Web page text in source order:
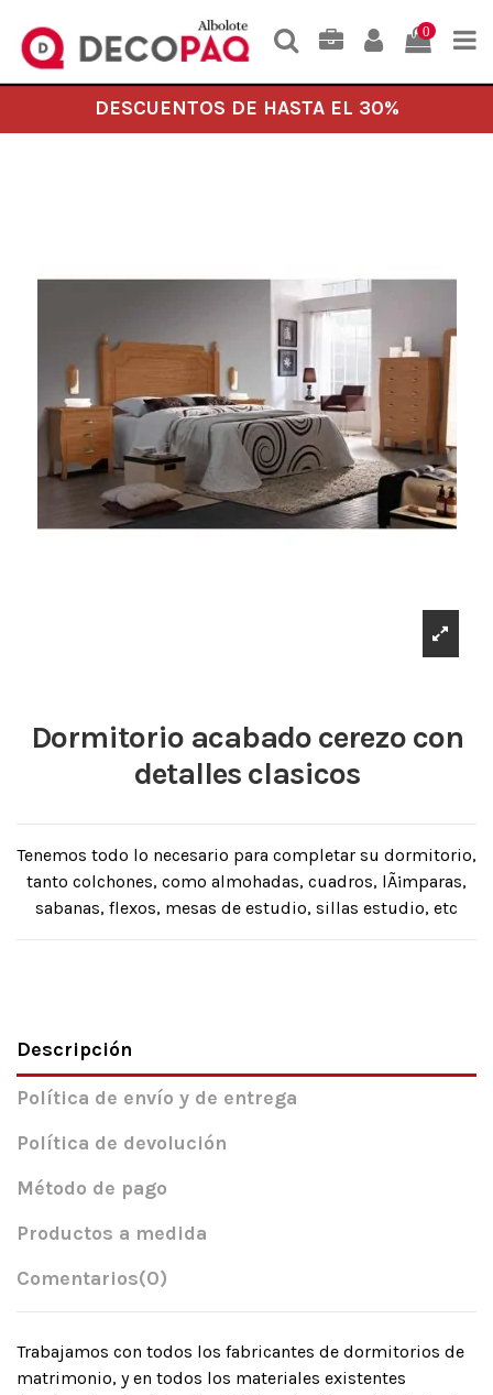
0
DESCUENTOS DE HASTA EL 30%
Dormitorio acabado cerezo con
detalles clasicos
Tenemos todo lo necesario para completar su dormitorio,
tanto colchones, como almohadas, cuadros, lÃ¡mparas,
sabanas, flexos, mesas de estudio, sillas estudio, etc
Descripción
Política de envío y de entrega
Política de devolución
Método de pago
Productos a medida
Comentarios(0)
Trabajamos con todos los fabricantes de dormitorios de
matrimonio, y en todos los materiales existentes